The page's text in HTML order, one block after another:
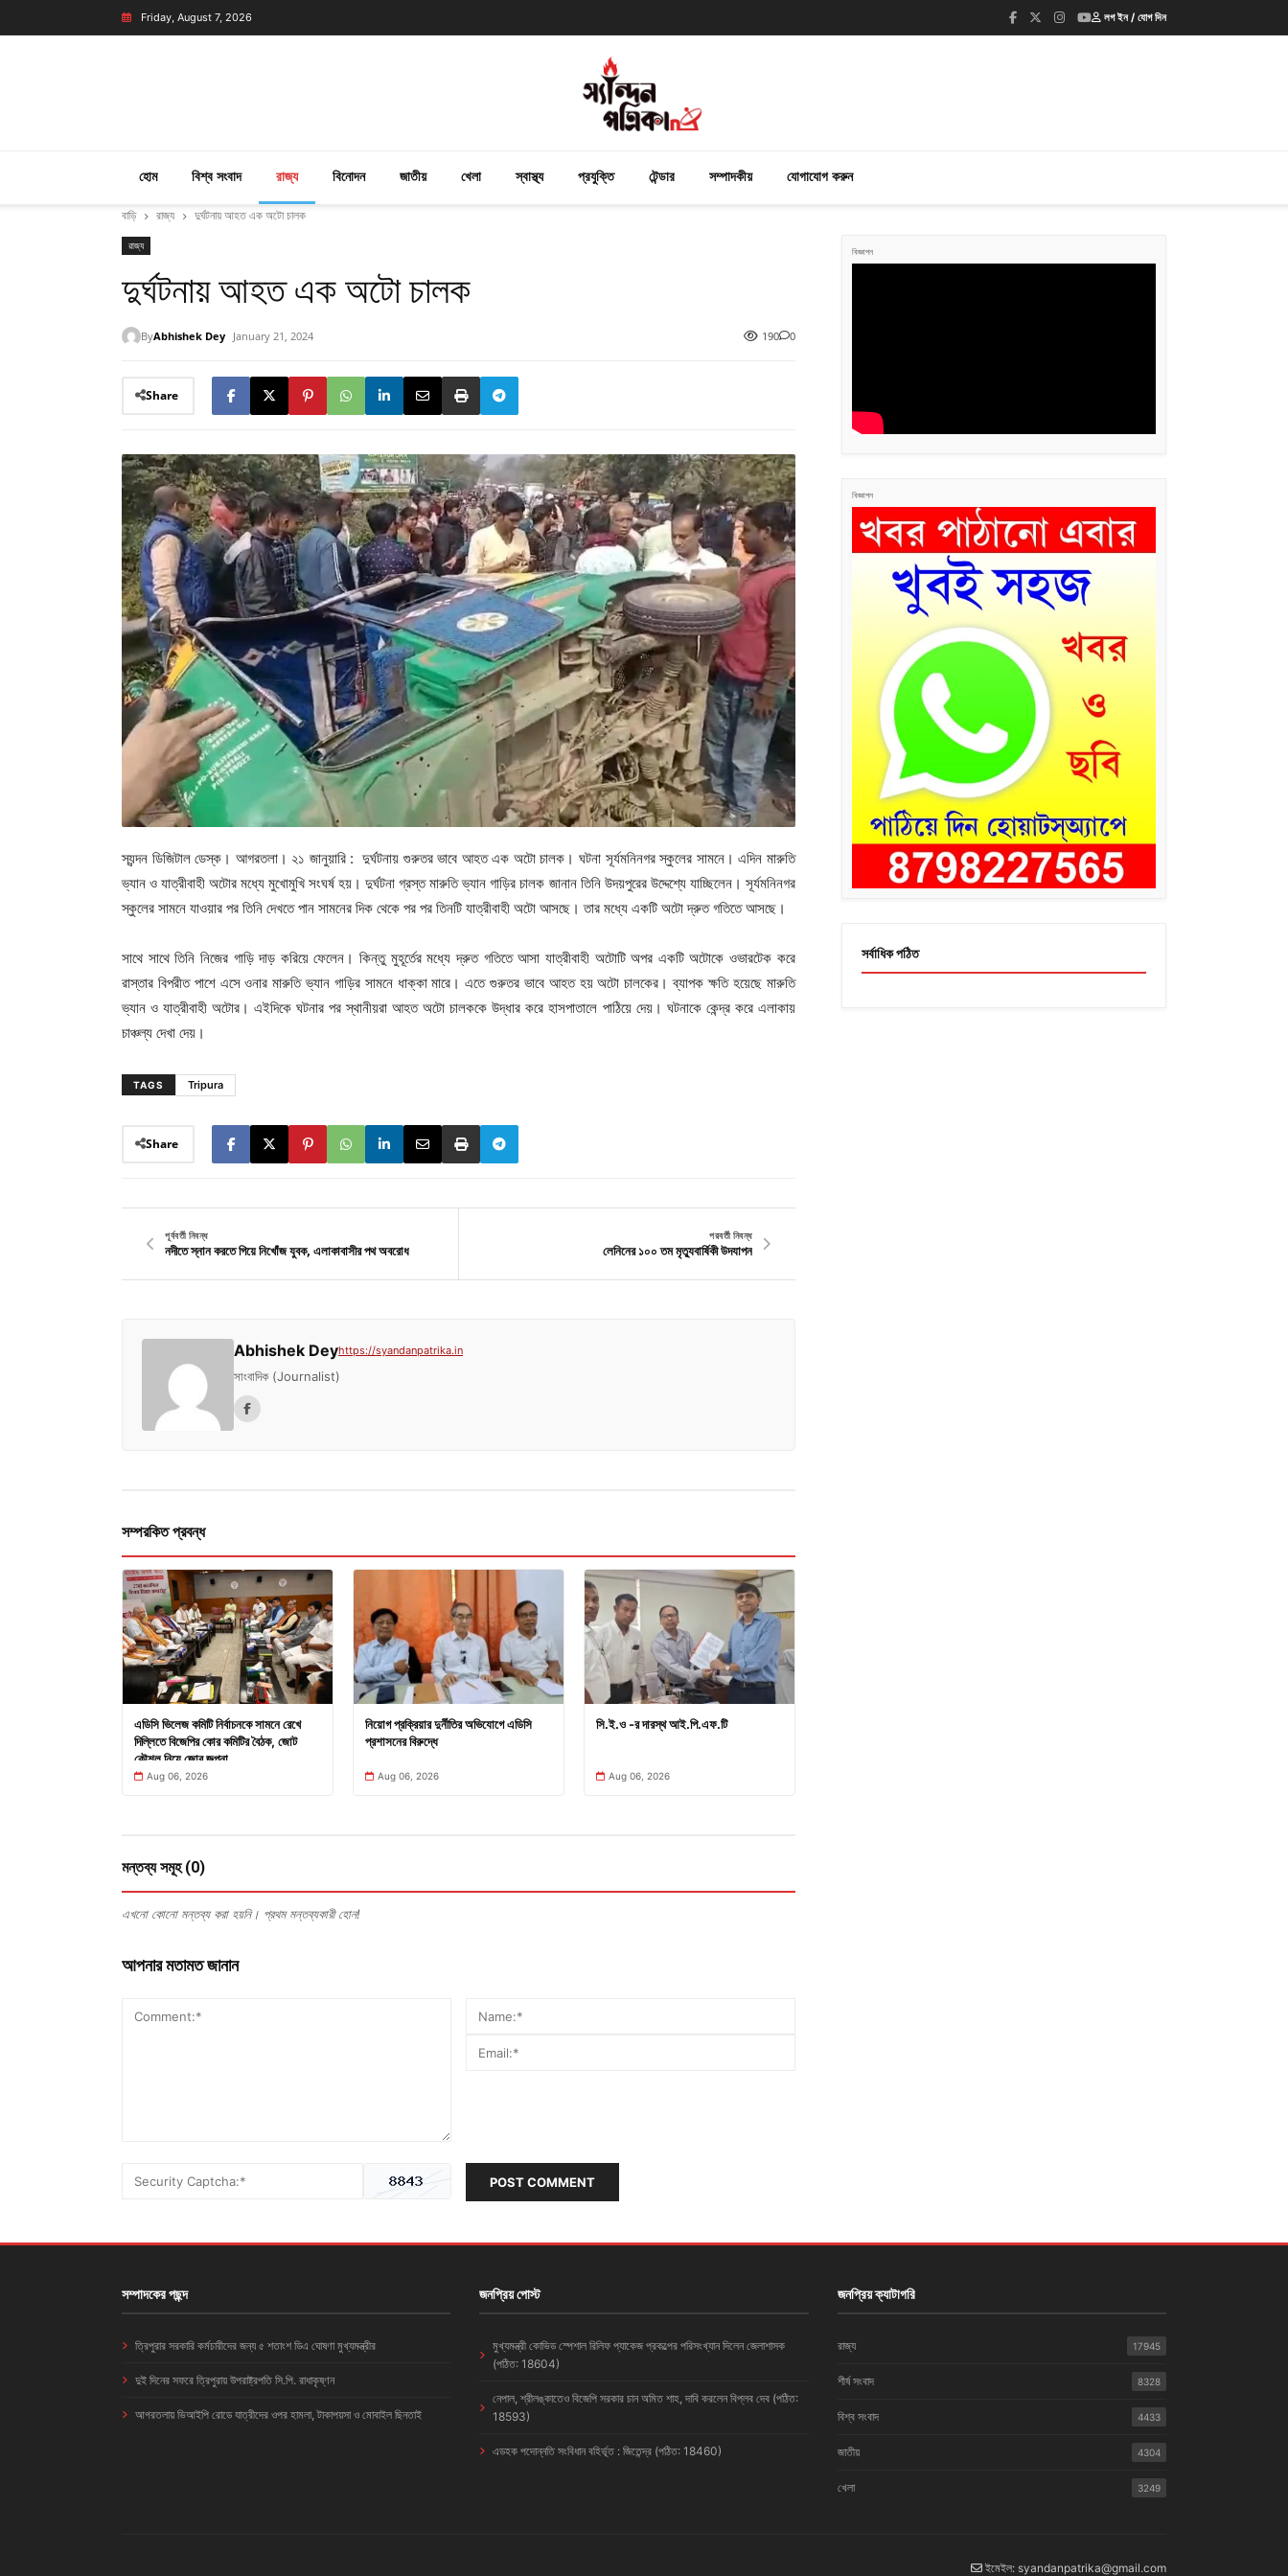
Friday, August 7, 2026 লগ ইন / যোগ দিন
হোম বিশ্ব সংবাদ রাজ্য বিনোদন জাতীয় খেলা স্বাস্থ্য প্রযুক্তি টেন্ডার সম্পাদকীয় যোগাযোগ করুন
বাড়ি রাজ্য দুর্ঘটনায় আহত এক অটো চালক
রাজ্য
দুর্ঘটনায় আহত এক অটো চালক
ByAbhishek Dey January 21, 2024 190 0
Share
স্যন্দন ডিজিটাল ডেস্ক। আগরতলা। ২১ জানুয়ারি : দুর্ঘটনায় গুরুতর ভাবে আহত এক অটো চালক। ঘটনা সূর্যমনিনগর স্কুলের সামনে। এদিন মারুতি
ভ্যান ও যাত্রীবাহী অটোর মধ্যে মুখোমুখি সংঘর্ষ হয়। দুর্ঘটনা গ্রস্ত মারুতি ভ্যান গাড়ির চালক জানান তিনি উদয়পুরের উদ্দেশ্যে যাচ্ছিলেন। সূর্যমনিনগর
স্কুলের সামনে যাওয়ার পর তিনি দেখতে পান সামনের দিক থেকে পর পর তিনটি যাত্রীবাহী অটো আসছে। তার মধ্যে একটি অটো দ্রুত গতিতে আসছে।
সাথে সাথে তিনি নিজের গাড়ি দাড় করিয়ে ফেলেন। কিন্তু মুহূর্তের মধ্যে দ্রুত গতিতে আসা যাত্রীবাহী অটোটি অপর একটি অটোকে ওভারটেক করে
রাস্তার বিপরীত পাশে এসে ওনার মারুতি ভ্যান গাড়ির সামনে ধাক্কা মারে। এতে গুরুতর ভাবে আহত হয় অটো চালকের। ব্যাপক ক্ষতি হয়েছে মারুতি
ভ্যান ও যাত্রীবাহী অটোর। এইদিকে ঘটনার পর স্থানীয়রা আহত অটো চালককে উদ্ধার করে হাসপাতালে পাঠিয়ে দেয়। ঘটনাকে কেন্দ্র করে এলাকায়
চাঞ্চল্য দেখা দেয়।
TAGS Tripura
Share
পূর্ববর্তী নিবন্ধ
নদীতে স্নান করতে গিয়ে নিখোঁজ যুবক, এলাকাবাসীর পথ অবরোধ
পরবর্তী নিবন্ধ
লেনিনের ১০০ তম মৃত্যুবার্ষিকী উদযাপন
Abhishek Deyhttps://syandanpatrika.in
সাংবাদিক (Journalist)
সম্পরকিত প্রবন্ধ
এডিসি ভিলেজ কমিটি নির্বাচনকে সামনে রেখে
দিল্লিতে বিজেপির কোর কমিটির বৈঠক, জোট
কৌশল নিয়ে জোর জল্পনা
Aug 06, 2026
নিয়োগ প্রক্রিয়ার দুর্নীতির অভিযোগে এডিসি
প্রশাসনের বিরুদ্ধে
Aug 06, 2026
সি.ই.ও -র দারস্থ আই.পি.এফ.টি
Aug 06, 2026
মন্তব্য সমূহ (0)
এখনো কোনো মন্তব্য করা হয়নি। প্রথম মন্তব্যকারী হোন!
আপনার মতামত জানান
POST COMMENT
বিজ্ঞাপন
বিজ্ঞাপন
সর্বাধিক পঠিত
সম্পাদকের পছন্দ
ত্রিপুরার সরকারি কর্মচারীদের জন্য ৫ শতাংশ ডিএ ঘোষণা মুখ্যমন্ত্রীর
দুই দিনের সফরে ত্রিপুরায় উপরাষ্ট্রপতি সি.পি. রাধাকৃষ্ণন
আগরতলায় ভিআইপি রোডে যাত্রীদের ওপর হামলা, টাকাপয়সা ও মোবাইল ছিনতাই
জনপ্রিয় পোস্ট
মুখ্যমন্ত্রী কোভিড স্পেশাল রিলিফ প্যাকেজ প্রকল্পের পরিসংখ্যান দিলেন জেলাশাসক
(পঠিত: 18604)
নেপাল, শ্রীলঙ্কাতেও বিজেপি সরকার চান অমিত শাহ, দাবি করলেন বিপ্লব দেব (পঠিত:
18593)
এডহক পদোন্নতি সংবিধান বহির্ভূত : জিতেন্দ্র (পঠিত: 18460)
জনপ্রিয় ক্যাটাগরি
রাজ্য 17945
শীর্ষ সংবাদ 8328
বিশ্ব সংবাদ 4433
জাতীয় 4304
খেলা 3249
ইমেইল: syandanpatrika@gmail.com